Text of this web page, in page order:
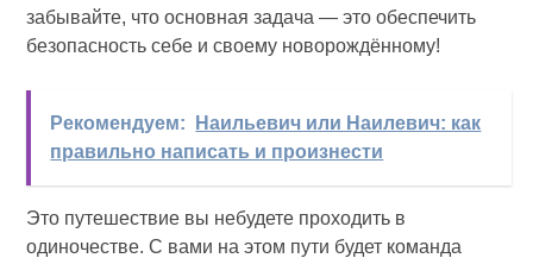
забывайте, что основная задача — это обеспечить
безопасность себе и своему новорождённому!
Рекомендуем:
Наильевич или Наилевич: как
правильно написать и произнести
Это путешествие вы небудете проходить в
одиночестве. С вами на этом пути будет команда